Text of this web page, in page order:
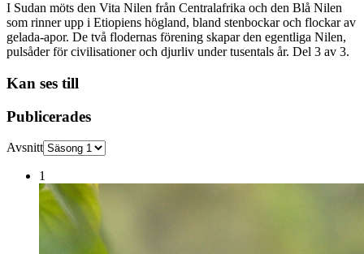
I Sudan möts den Vita Nilen från Centralafrika och den Blå Nilen
som rinner upp i Etiopiens högland, bland stenbockar och flockar av
gelada-apor. De två flodernas förening skapar den egentliga Nilen,
pulsåder för civilisationer och djurliv under tusentals år. Del 3 av 3.
Kan ses till
Publicerades
Avsnitt
1